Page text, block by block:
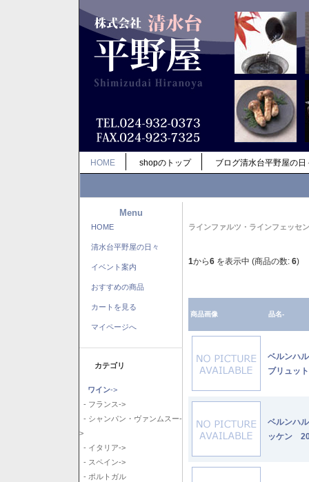
HOME shopのトップ ブログ清水台平野屋の日
Menu
HOME
清水台平野屋の日々
イベント案内
おすすめの商品
カートを見る
マイページへ
カテゴリ
ワイン->
- フランス->
- シャンパン・ヴァンムスー-
>
- イタリア->
- スペイン->
- ポルトガル
ラインファルツ・ラインフェッセン
1から6 を表示中 (商品の数: 6)
商品画像 品名-
ベルンハ
ブリュッ
ベルンハ
ッケン